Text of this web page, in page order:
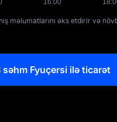
məlumatlarını əks etdirir və
səhm Fyuçersi ilə ticarət